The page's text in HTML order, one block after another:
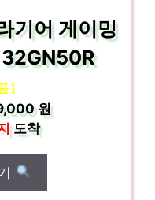
기어 게이밍
]
원
도착